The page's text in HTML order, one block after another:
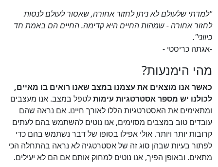
"למדתי שלעולם לא ניתן לחזור אחורה, שאסור לעולם לנסות
לחזור אחורה - שמהות החיים היא קדימה. החיים הם באמת חד
כיווני".
-אגתה כריסטי -
מהי הימנעות?
כאשר אנו מוצאים את עצמנו במצב שאנו רואים בו מאיים,
לכולנו יש מספר אסטרטגיות עימותלטפל במצב. אנו מעצבים
ומתאימים את האסטרטגיות הללו לאורך חיינו. אם נראה שהם
עובדים טוב במצבים מסוימים, אנו נוטים להשתמש בהם לעתים
קרובות יותר ויותר. אולי אפילו בסופו של דבר נשתמש בהם כדי
לפתור בעיות שבהן סוג זה של אסטרטגיה לא נראה בהתחלה הכי
מתאים. ובאופן הפיך, אנו נוטים למחוק אותם אם הם לא יעילים.